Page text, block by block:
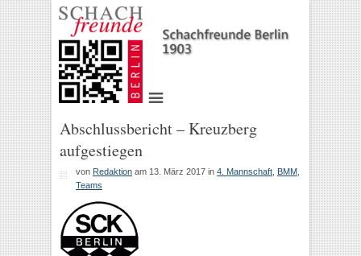
Abschlussbericht – Kreuzberg
aufgestiegen
von Redaktion am 13. März 2017 in 4. Mannschaft BMM
Teams